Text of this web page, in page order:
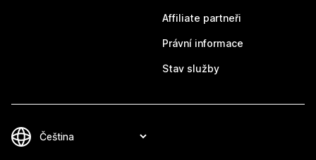
Affiliate partneři
Právní informace
Stav služby